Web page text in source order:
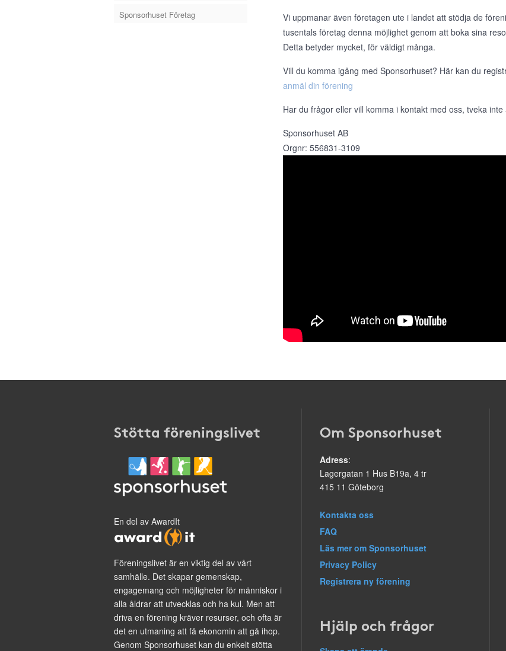
Sponsorhuset Företag
Vi uppmanar även företagen ute i landet att stödja de
tusentals företag denna möjlighet genom att boka sina
Detta betyder mycket, för väldigt många.
Vill du komma igång med Sponsorhuset? Här kan du
anmäl din förening
Har du frågor eller vill komma i kontakt med oss, tveka inte
Sponsorhuset AB
Orgnr: 556831-3109
Stötta föreningslivet
En del av AwardIt
Föreningslivet är en viktig del av vårt
samhälle. Det skapar gemenskap,
engagemang och möjligheter för människor i
alla åldrar att utvecklas och ha kul. Men att
driva en förening kräver resurser, och ofta är
det en utmaning att få ekonomin att gå ihop.
Genom Sponsorhuset kan du enkelt stötta
Om Sponsorhuset
Adress:
Lagergatan 1 Hus B19a, 4 tr
415 11 Göteborg
Kontakta oss
FAQ
Läs mer om Sponsorhuset
Privacy Policy
Registrera ny förening
Hjälp och frågor